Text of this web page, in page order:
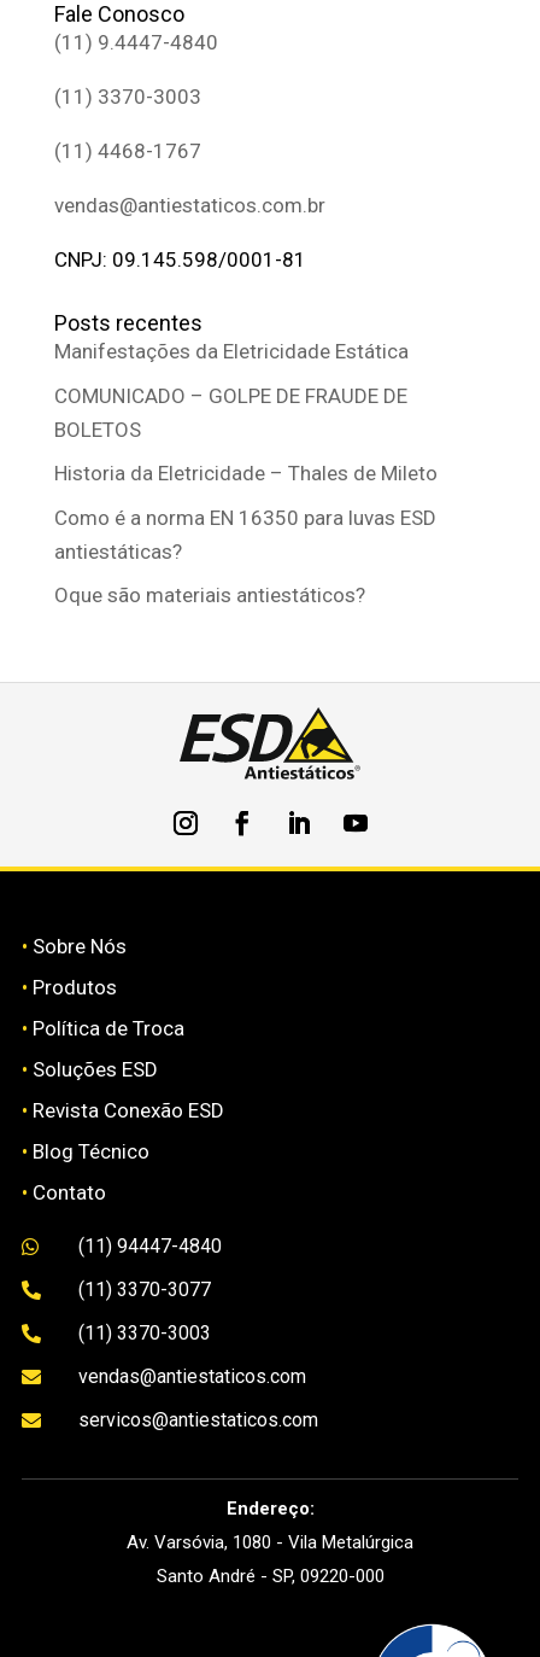
Fale Conosco
(11) 9.4447-4840
(11) 3370-3003
(11) 4468-1767
vendas@antiestaticos.com.br
CNPJ: 09.145.598/0001-81
Posts recentes
Manifestações da Eletricidade Estática
COMUNICADO – GOLPE DE FRAUDE DE
BOLETOS
Historia da Eletricidade – Thales de Mileto
Como é a norma EN 16350 para luvas ESD
antiestáticas?
Oque são materiais antiestáticos?
• Sobre Nós
• Produtos
• Política de Troca
• Soluções ESD
• Revista Conexão ESD
• Blog Técnico
• Contato
 (11) 94447-4840
 (11) 3370-3077
 (11) 3370-3003
 vendas@antiestaticos.com
 servicos@antiestaticos.com
Endereço:
Av. Varsóvia, 1080 - Vila Metalúrgica
Santo André - SP, 09220-000